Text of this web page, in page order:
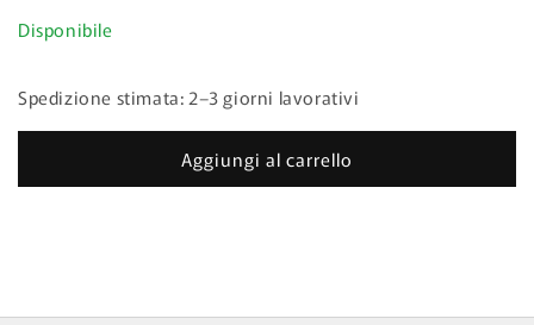
listino
Disponibile
Spedizione stimata: 2–3 giorni lavorativi
Aggiungi al carrello